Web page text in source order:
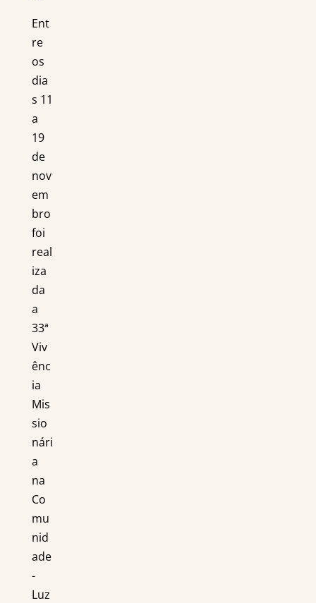
Ent
re
os
dia
s 11
a
19
de
nov
em
bro
foi
real
iza
da
a
33ª
Viv
ênc
ia
Mis
sio
nári
a
na
Co
mu
nid
ade
-
Luz